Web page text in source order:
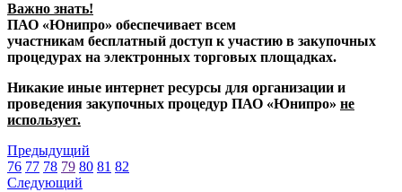
Важно знать!
ПАО «Юнипро» обеспечивает всем
участникам бесплатный доступ к участию в закупочных
процедурах на электронных торговых площадках.
Никакие иные интернет ресурсы для организации и
проведения закупочных процедур ПАО «Юнипро» не
использует.
Предыдущий
76 77 78 79 80 81 82
Следующий